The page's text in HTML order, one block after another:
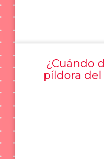
¿Cuándo
píldora